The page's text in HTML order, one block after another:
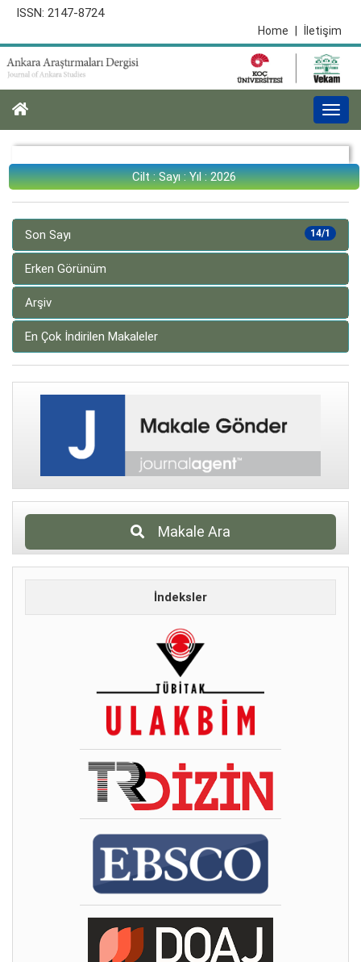
ISSN: 2147-8724
İletişim
Home
Cilt : Sayı : Yıl : 2026
14/1
Son Sayı
Erken Görünüm
Arşiv
En Çok İndirilen Makaleler
Makale Ara
İndeksler